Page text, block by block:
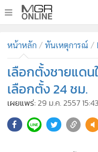
ทันเหตุการณ์
• ภาคใต้
ภูมิภาค
Online Section
• ผู้จัดการรายวัน
หน้าหลัก ทันเหตุการณ์
เลือกตั้งชายแดน
เลือกตั้ง 24 ชม.
เผยแพร่: 29 ม.ค. 2557 15:43